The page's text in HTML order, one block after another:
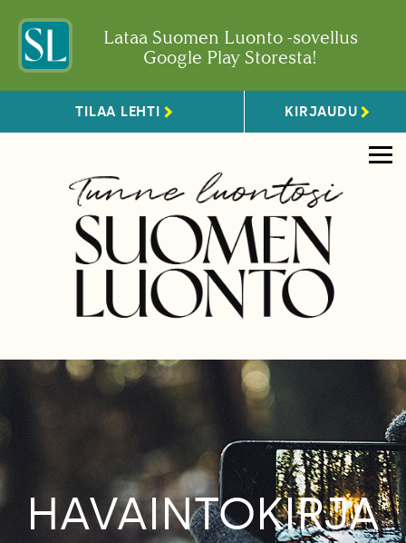
Lataa Suomen Luonto -sovellus
Google Play Storesta!
TILAA LEHTI KIRJAUDU
HAVAINTOKIRJA